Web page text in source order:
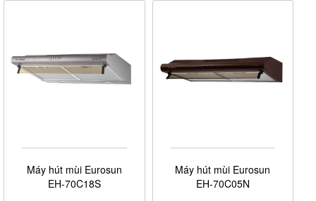
Máy hút mùi Eurosun
EH-70C18S
Máy hút mùi Eurosun
EH-70C05N